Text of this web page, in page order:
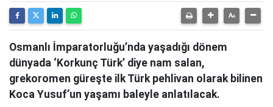
Osmanlı İmparatorluğu’nda yaşadığı dönem
dünyada ‘Korkunç Türk’ diye nam salan,
grekoromen güreşte ilk Türk pehlivan olarak bilinen
Koca Yusuf’un yaşamı baleyle anlatılacak.